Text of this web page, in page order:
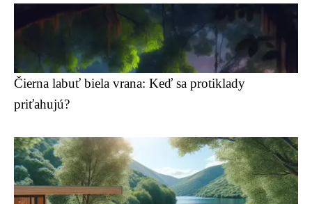
Čierna labuť biela vrana: Keď sa protiklady
priťahujú?